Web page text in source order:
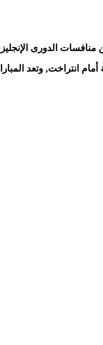
الدورى
انتراخت, وتعد